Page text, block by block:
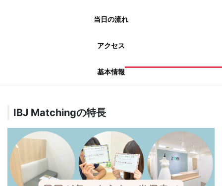
当日の流れ
アクセス
基本情報
IBJ Matchingの特長